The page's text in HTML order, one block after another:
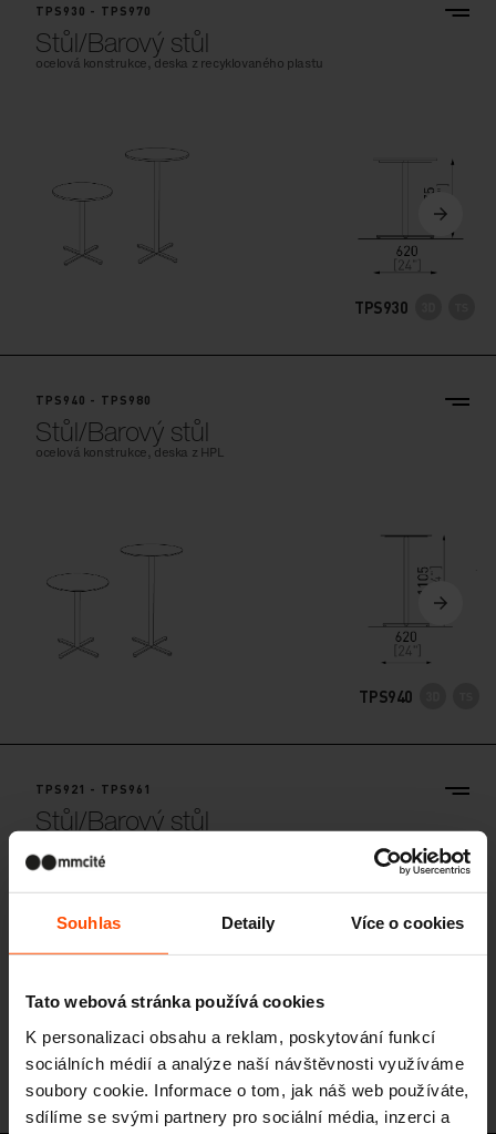
Souhlas Detaily Více o cookies
Tato webová stránka používá cookies
K personalizaci obsahu a reklam, poskytování funkcí
sociálních médií a analýze naší návštěvnosti využíváme
soubory cookie. Informace o tom, jak náš web používáte,
sdílíme se svými partnery pro sociální média, inzerci a
TPS930 - TPS970
Stůl/Barový stůl
ocelová konstrukce, deska z recyklovaného plastu
TPS930
TPS940 - TPS980
Stůl/Barový stůl
ocelová konstrukce, deska z HPL
TPS940
TPS921 - TPS961
Stůl/Barový stůl
TPS921